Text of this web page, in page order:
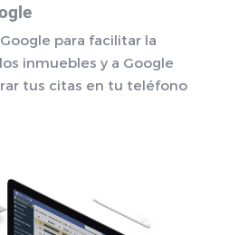
para facilitar la
inmuebles y a Google
tus citas en tu teléfono